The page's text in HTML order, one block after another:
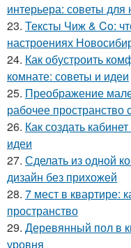
интерьера: советы
23. Тексты Чиж & Co:
настроениях
24. Как обустроить
комнате: советы и идеи
25. Преображение
рабочее
26. Как создать
идеи
27. Сделать из одной
дизайн без прихожей
28. 7 мест в квартире:
пространство
29. Деревянный пол в
уровня